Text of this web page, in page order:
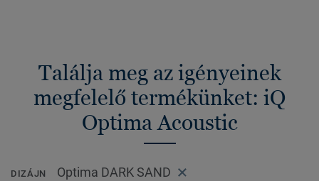
Találja meg az igényeinek
megfelelő termékünket: iQ
Optima Acoustic
DIZÁJN Optima DARK SAND